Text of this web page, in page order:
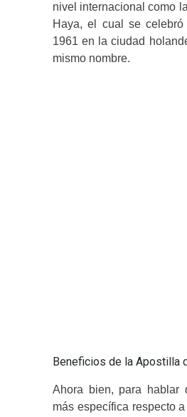
nivel internacional como
Haya, el cual se
1961 en la ciudad
mismo nombre.
Beneficios de la Apostilla
Ahora bien, para hablar
más específica respecto